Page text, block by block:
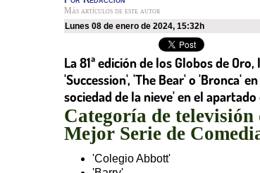
Más artículos de este autor
lunes 08 de enero de 2024, 15:32h
La 81ª edición de los Globos de
'Succession', 'The Bear' o 'Bronca'
sociedad de la nieve' en el
Categoría de televisión
Mejor Serie de
'Colegio Abbott'